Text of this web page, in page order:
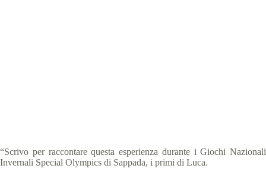
“Scrivo per raccontare questa esperienza durante i Giochi Nazionali
Invernali Special Olympics di Sappada, i primi di Luca.